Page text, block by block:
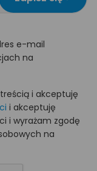
e-mail
na
i akceptuję
i akceptuję
i wyrażam zgodę
na